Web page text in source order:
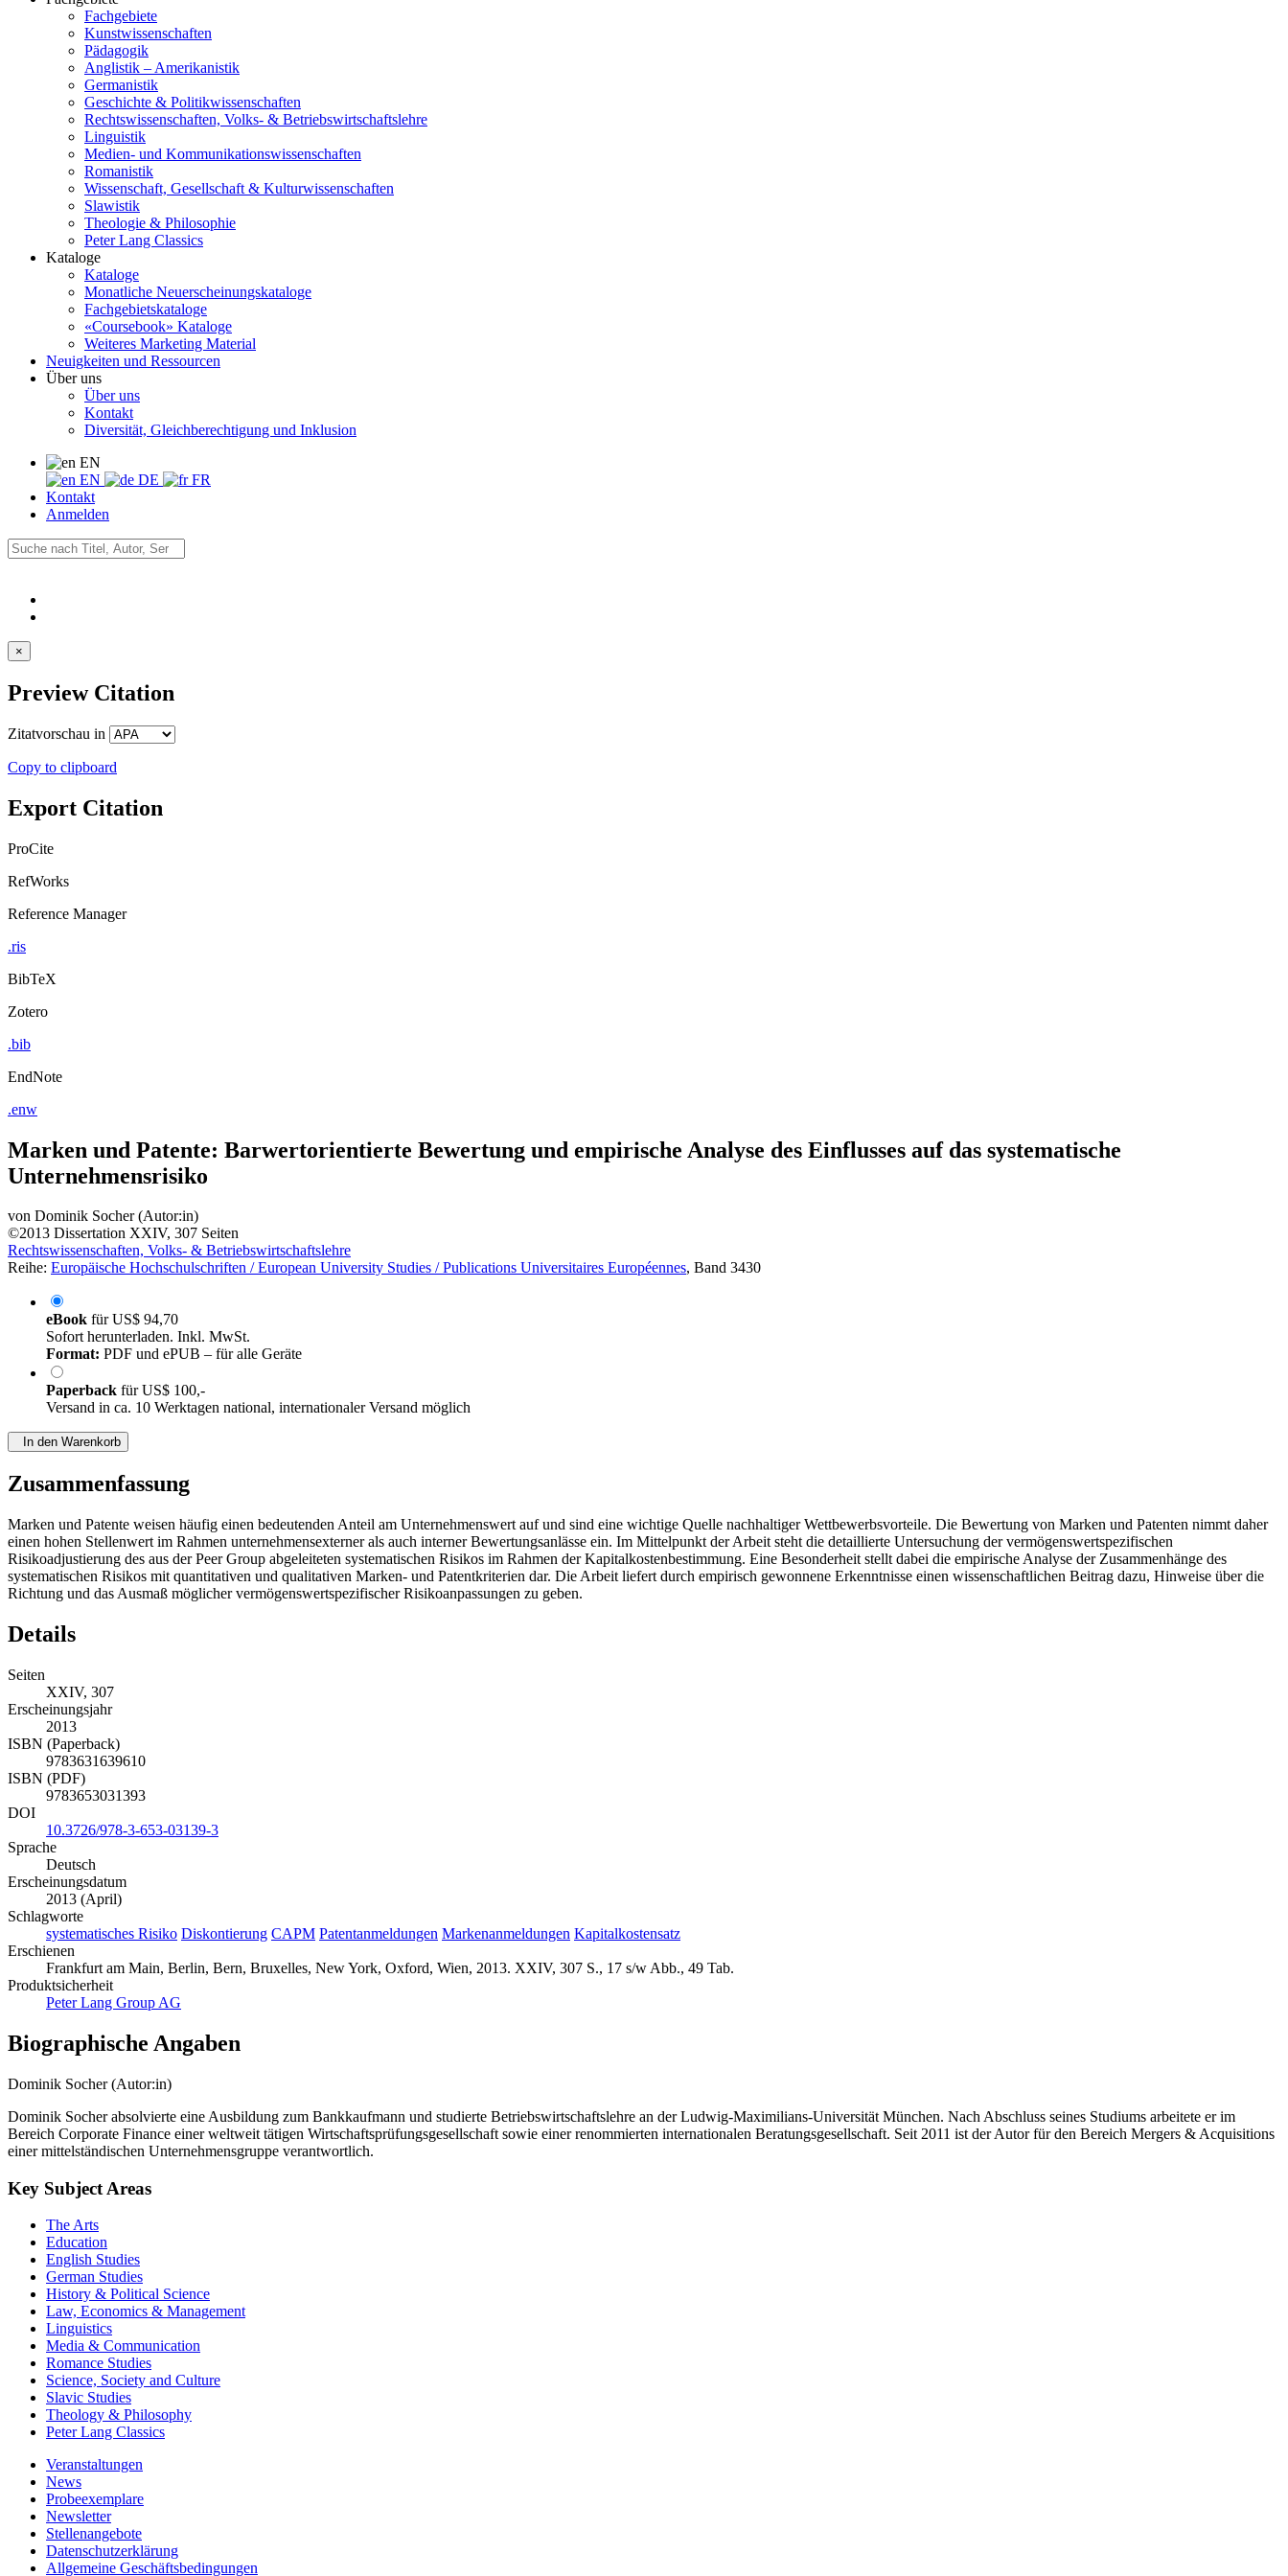
Fachgebiete
Kunstwissenschaften
Pädagogik
Anglistik – Amerikanistik
Germanistik
Geschichte & Politikwissenschaften
Rechtswissenschaften, Volks- & Betriebswirtschaftslehre
Linguistik
Medien- und Kommunikationswissenschaften
Romanistik
Wissenschaft, Gesellschaft & Kulturwissenschaften
Slawistik
Theologie & Philosophie
Peter Lang Classics
Kataloge
Kataloge
Monatliche Neuerscheinungskataloge
Fachgebietskataloge
«Coursebook» Kataloge
Weiteres Marketing Material
Neuigkeiten und Ressourcen
Über uns
Über uns
Kontakt
Diversität, Gleichberechtigung und Inklusion
EN
EN
DE
FR
Kontakt
Anmelden
×
Preview Citation
Zitatvorschau in
Copy to clipboard
Export Citation
ProCite
RefWorks
Reference Manager
.ris
BibTeX
Zotero
.bib
EndNote
.enw
Marken und Patente: Barwertorientierte Bewertung und empirische Analyse des Einflusses auf das systematische
Unternehmensrisiko
von Dominik Socher (Autor:in)
©2013 Dissertation XXIV, 307 Seiten
Rechtswissenschaften, Volks- & Betriebswirtschaftslehre
Reihe: Europäische Hochschulschriften / European University Studies / Publications Universitaires Européennes, Band 3430
eBook fürUS$ 94,70
Sofort herunterladen. Inkl. MwSt.
Format: PDF und ePUB – für alle Geräte
Paperback fürUS$ 100,-
Versand in ca. 10 Werktagen national, internationaler Versand möglich
In den Warenkorb
Zusammenfassung
Marken und Patente weisen häufig einen bedeutenden Anteil am Unternehmenswert auf und sind eine wichtige Quelle nachhaltiger Wettbewerbsvorteile. Die Bewertung von Marken und Patenten nimmt daher
einen hohen Stellenwert im Rahmen unternehmensexterner als auch interner Bewertungsanlässe ein. Im Mittelpunkt der Arbeit steht die detaillierte Untersuchung der vermögenswertspezifischen
Risikoadjustierung des aus der Peer Group abgeleiteten systematischen Risikos im Rahmen der Kapitalkostenbestimmung. Eine Besonderheit stellt dabei die empirische Analyse der Zusammenhänge des
systematischen Risikos mit quantitativen und qualitativen Marken- und Patentkriterien dar. Die Arbeit liefert durch empirisch gewonnene Erkenntnisse einen wissenschaftlichen Beitrag dazu, Hinweise über die
Richtung und das Ausmaß möglicher vermögenswertspezifischer Risikoanpassungen zu geben.
Details
Seiten
XXIV, 307
Erscheinungsjahr
2013
ISBN (Paperback)
9783631639610
ISBN (PDF)
9783653031393
DOI
10.3726/978-3-653-03139-3
Sprache
Deutsch
Erscheinungsdatum
2013 (April)
Schlagworte
systematisches Risiko Diskontierung CAPM Patentanmeldungen Markenanmeldungen Kapitalkostensatz
Erschienen
Frankfurt am Main, Berlin, Bern, Bruxelles, New York, Oxford, Wien, 2013. XXIV, 307 S., 17 s/w Abb., 49 Tab.
Produktsicherheit
Peter Lang Group AG
Biographische Angaben
Dominik Socher (Autor:in)
Dominik Socher absolvierte eine Ausbildung zum Bankkaufmann und studierte Betriebswirtschaftslehre an der Ludwig-Maximilians-Universität München. Nach Abschluss seines Studiums arbeitete er im
Bereich Corporate Finance einer weltweit tätigen Wirtschaftsprüfungsgesellschaft sowie einer renommierten internationalen Beratungsgesellschaft. Seit 2011 ist der Autor für den Bereich Mergers & Acquisitions
einer mittelständischen Unternehmensgruppe verantwortlich.
Key Subject Areas
The Arts
Education
English Studies
German Studies
History & Political Science
Law, Economics & Management
Linguistics
Media & Communication
Romance Studies
Science, Society and Culture
Slavic Studies
Theology & Philosophy
Peter Lang Classics
Veranstaltungen
News
Probeexemplare
Newsletter
Stellenangebote
Datenschutzerklärung
Allgemeine Geschäftsbedingungen